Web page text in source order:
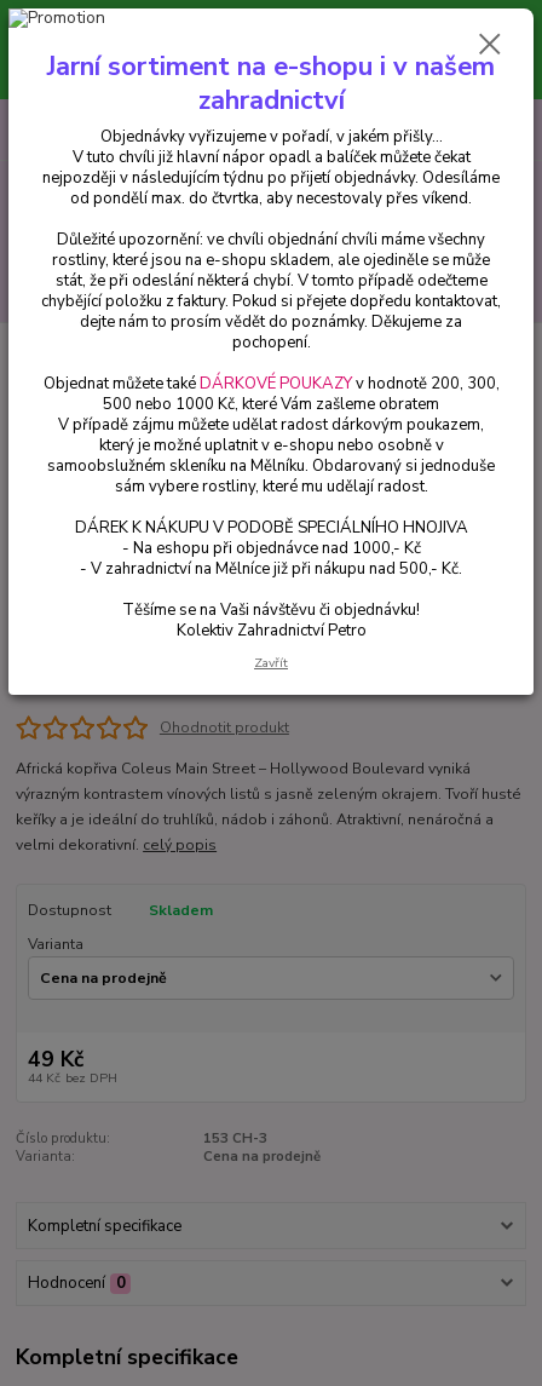
Minimální hodnota pro odeslání z e-shopu je 300 Kč.
V tuto chvíli již hlavní nápor objednávek opadl a balíček můžete čekat
nejpozději v následujícím týdnu po přijetí objednávky. Objednávky
vyřizujeme v pořadí, v jakém přišly...
Menu
CZK
Hledat
+420 602 223 614
Africká kopřiva-Coleus Main Street-
Hollywood Boulevard - cena na prodejně
Africká kopřiva-Coleus Main
Street- Hollywood Boulevard -
cena na prodejně
Ohodnotit produkt
Africká kopřiva Coleus Main Street – Hollywood Boulevard vyniká
výrazným kontrastem vínových listů s jasně zeleným okrajem. Tvoří husté
keříky a je ideální do truhlíků, nádob i záhonů. Atraktivní, nenáročná a
velmi dekorativní. celý popis
Dostupnost
Skladem
Varianta
49 Kč
44 Kč bez DPH
Číslo produktu:
153 CH-3
Varianta:
Cena na prodejně
Kompletní specifikace
Hodnocení 0
Kompletní specifikace
Jarní sortiment na e-shopu i v našem
zahradnictví
Objednávky vyřizujeme v pořadí, v jakém přišly...
V tuto chvíli již hlavní nápor opadl a balíček můžete čekat
nejpozději v následujícím týdnu po přijetí objednávky. Odesíláme
od pondělí max. do čtvrtka, aby necestovaly přes víkend.
Důležité upozornění: ve chvíli objednání chvíli máme všechny
rostliny, které jsou na e-shopu skladem, ale ojediněle se může
stát, že při odeslání některá chybí. V tomto případě odečteme
chybějící položku z faktury. Pokud si přejete dopředu kontaktovat,
dejte nám to prosím vědět do poznámky. Děkujeme za
pochopení.
Objednat můžete takéDÁRKOVÉ POUKAZYv hodnotě 200, 300,
500 nebo 1000 Kč, které Vám zašleme obratem
V případě zájmu můžete udělat radost dárkovým poukazem,
který je možné uplatnit v e-shopu nebo osobně v
samoobslužném skleníku na Mělníku. Obdarovaný si jednoduše
sám vybere rostliny, které mu udělají radost.
DÁREK K NÁKUPU V PODOBĚ SPECIÁLNÍHO HNOJIVA
- Na eshopu při objednávce nad 1000,- Kč
- V zahradnictví na Mělníce již při nákupu nad 500,- Kč.
Těšíme se na Vaši návštěvu či objednávku!
Kolektiv Zahradnictví Petro
Zavřít